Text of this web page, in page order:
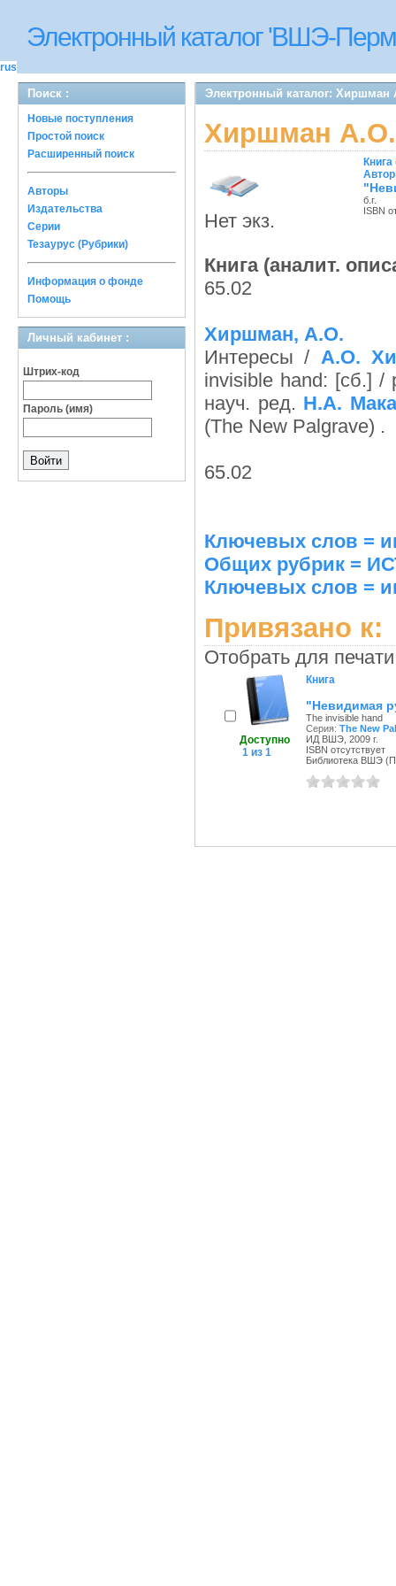
Электронный каталог 'ВШЭ-
rus
Поиск :
Новые поступления
Простой поиск
Расширенный поиск
Авторы
Издательства
Серии
Тезаурус (Рубрики)
Информация о фонде
Помощь
Личный кабинет :
Штрих-код
Пароль (имя)
Электронный каталог: Хиршман
Хиршман
Нет экз.
б.г.
ISBN
Книга (аналит.
65.02
Хиршман, А.О.
Интересы / А.О.
invisible hand: [сб.] /
науч. ред. Н.А.
(The New Palgrave) .
65.02
Ключевых слов =
Общих рубрик =
Ключевых слов =
Привязано к:
Отобрать для
Доступно
1 из 1
Книга
"Невидимая
The invisible hand
Серия: The New
ИД ВШЭ, 2009 г.
ISBN отсутствует
Библиотека ВШЭ